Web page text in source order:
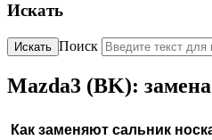
Искать
Искать Поиск
Mazda3 (BK):
Как заменяют сальник